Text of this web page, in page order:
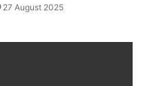
27 August 2025